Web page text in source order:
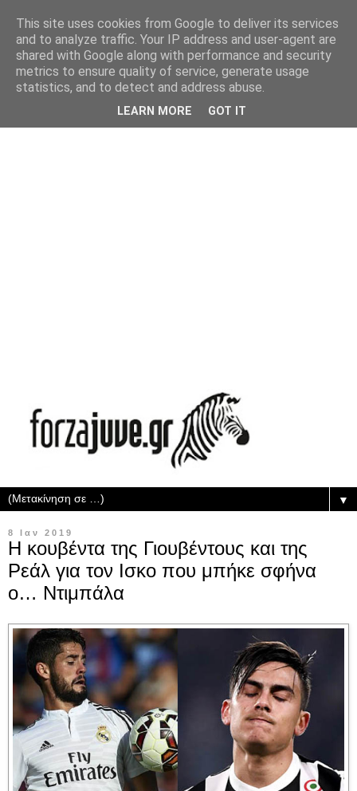
▼
8 Ιαν 2019
Η κουβέντα της Γιουβέντους και της
Ρεάλ για τον Ισκο που μπήκε σφήνα
ο… Ντιμπάλα
This site uses cookies from Google to deliver its services
and to analyze traffic. Your IP address and user-agent are
shared with Google along with performance and security
metrics to ensure quality of service, generate usage
statistics, and to detect and address abuse.
LEARN MORE GOT IT